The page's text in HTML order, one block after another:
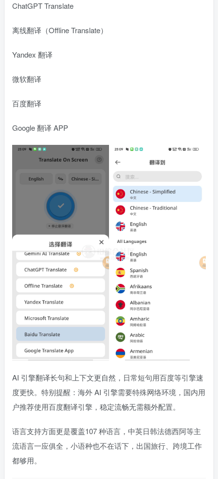
ChatGPT Translate
离线翻译（Offline Translate）
Yandex 翻译
微软翻译
百度翻译
Google 翻译 APP
AI 引擎翻译长句和上下文更自然，日常短句用百度等引擎速
度更快。特别提醒：海外 AI 引擎需要特殊网络环境，国内用
户推荐使用百度翻译引擎，稳定流畅无需额外配置。
语言支持方面更是覆盖107 种语言，中英日韩法德西阿等主
流语言一应俱全，小语种也不在话下，出国旅行、跨境工作
都够用。